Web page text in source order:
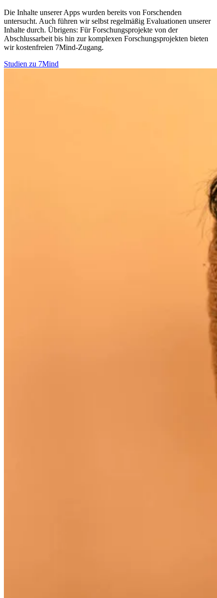
Die Inhalte unserer Apps wurden bereits von Forschenden
untersucht. Auch führen wir selbst regelmäßig Evaluationen unserer
Inhalte durch. Übrigens: Für Forschungsprojekte von der
Abschlussarbeit bis hin zur komplexen Forschungsprojekten bieten
wir kostenfreien 7Mind-Zugang.
Studien zu 7Mind